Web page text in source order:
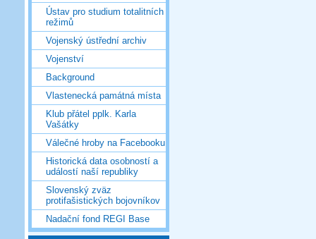
Ústav pro studium totalitních
režimů
Vojenský ústřední archiv
Vojenství
Background
Vlastenecká památná místa
Klub přátel pplk. Karla
Vašátky
Válečné hroby na Facebooku
Historická data osobností a
událostí naší republiky
Slovenský zväz
protifašistických bojovníkov
Nadační fond REGI Base